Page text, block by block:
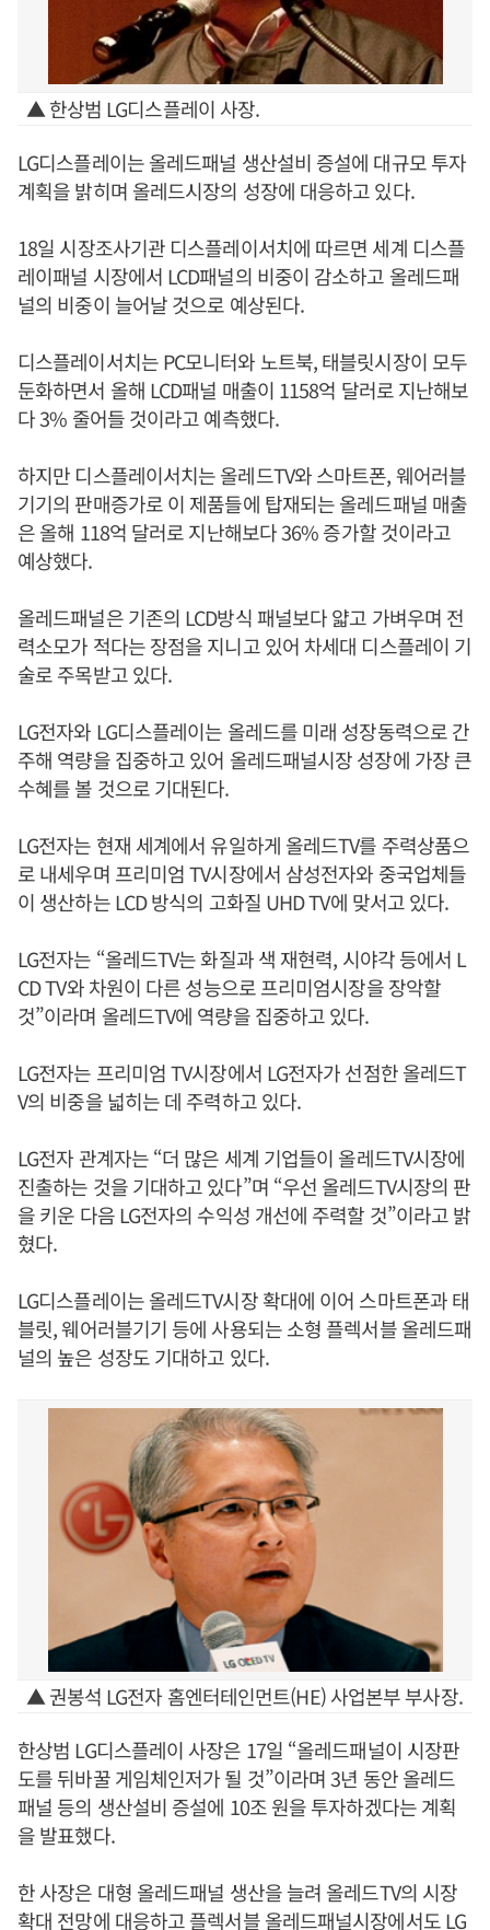
▲ 한상범 LG디스플레이 사장.
LG디스플레이는 올레드패널 생산설비 증설에 대규모 투자
계획을 밝히며 올레드시장의 성장에 대응하고 있다.
18일 시장조사기관 디스플레이서치에 따르면 세계 디스플
레이패널 시장에서 LCD패널의 비중이 감소하고 올레드패
널의 비중이 늘어날 것으로 예상된다.
디스플레이서치는 PC모니터와 노트북, 태블릿시장이 모두
둔화하면서 올해 LCD패널 매출이 1158억 달러로 지난해보
다 3% 줄어들 것이라고 예측했다.
하지만 디스플레이서치는 올레드TV와 스마트폰, 웨어러블
기기의 판매증가로 이 제품들에 탑재되는 올레드패널 매출
은 올해 118억 달러로 지난해보다 36% 증가할 것이라고
예상했다.
올레드패널은 기존의 LCD방식 패널보다 얇고 가벼우며 전
력소모가 적다는 장점을 지니고 있어 차세대 디스플레이 기
술로 주목받고 있다.
LG전자와 LG디스플레이는 올레드를 미래 성장동력으로 간
주해 역량을 집중하고 있어 올레드패널시장 성장에 가장 큰
수혜를 볼 것으로 기대된다.
LG전자는 현재 세계에서 유일하게 올레드TV를 주력상품으
로 내세우며 프리미엄 TV시장에서 삼성전자와 중국업체들
이 생산하는 LCD 방식의 고화질 UHD TV에 맞서고 있다.
LG전자는 “올레드TV는 화질과 색 재현력, 시야각 등에서 L
CD TV와 차원이 다른 성능으로 프리미엄시장을 장악할
것”이라며 올레드TV에 역량을 집중하고 있다.
LG전자는 프리미엄 TV시장에서 LG전자가 선점한 올레드T
V의 비중을 넓히는 데 주력하고 있다.
LG전자 관계자는 “더 많은 세계 기업들이 올레드TV시장에
진출하는 것을 기대하고 있다”며 “우선 올레드TV시장의 판
을 키운 다음 LG전자의 수익성 개선에 주력할 것”이라고 밝
혔다.
LG디스플레이는 올레드TV시장 확대에 이어 스마트폰과 태
블릿, 웨어러블기기 등에 사용되는 소형 플렉서블 올레드패
널의 높은 성장도 기대하고 있다.
▲ 권봉석 LG전자 홈엔터테인먼트(HE) 사업본부 부사장.
한상범 LG디스플레이 사장은 17일 “올레드패널이 시장판
도를 뒤바꿀 게임체인저가 될 것”이라며 3년 동안 올레드
패널 등의 생산설비 증설에 10조 원을 투자하겠다는 계획
을 발표했다.
한 사장은 대형 올레드패널 생산을 늘려 올레드TV의 시장
확대 전망에 대응하고 플렉서블 올레드패널시장에서도 LG